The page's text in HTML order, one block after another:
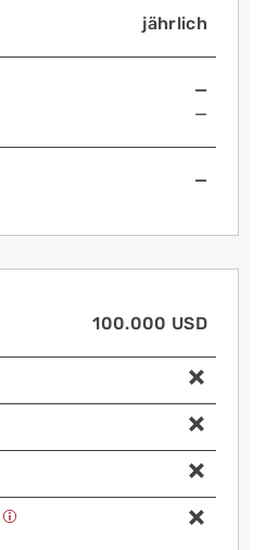
jährlich
—
—
—
100.000 USD